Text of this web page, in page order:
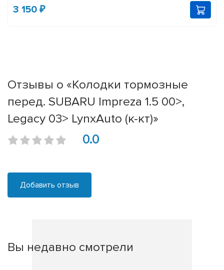
3 150 ₽
Отзывы о «Колодки тормозные
перед. SUBARU Impreza 1.5 00>,
Legacy 03> LynxAuto (к-кт)»
0.0
Добавить отзыв
Вы недавно смотрели